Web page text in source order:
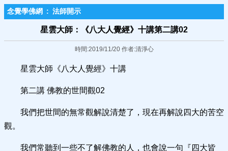
念覺學佛網 : 法師開示
星雲大師：《八大人覺經》十講第二講02
時間:2019/11/20 作者:清淨心
星雲大師《八大人覺經》十講
第二講 佛教的世間觀02
我們把世間的無常觀解說清楚了，現在再解說四大的苦空
觀。
我們常聽到一些不了解佛教的人，也會說一句『四大皆